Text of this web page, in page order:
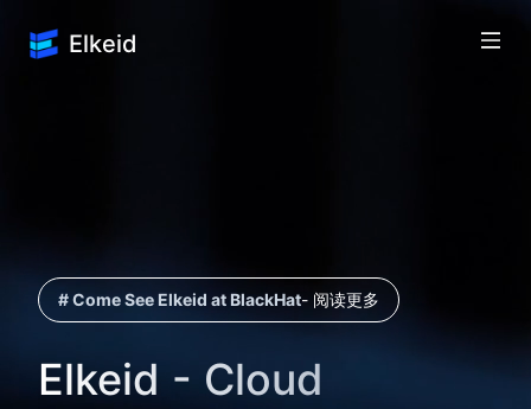
Elkeid
# Come See Elkeid at BlackHat- 阅读更多
Elkeid - Cloud